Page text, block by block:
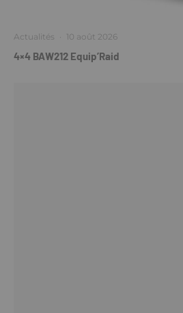
Actualités · 10 août 2026
4×4 BAW212 Equip’Raid